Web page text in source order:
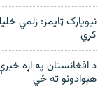
نیویارک ټایمز: زلمي
کړي
د افغانستان په اړه
هېوادونو ته ځي